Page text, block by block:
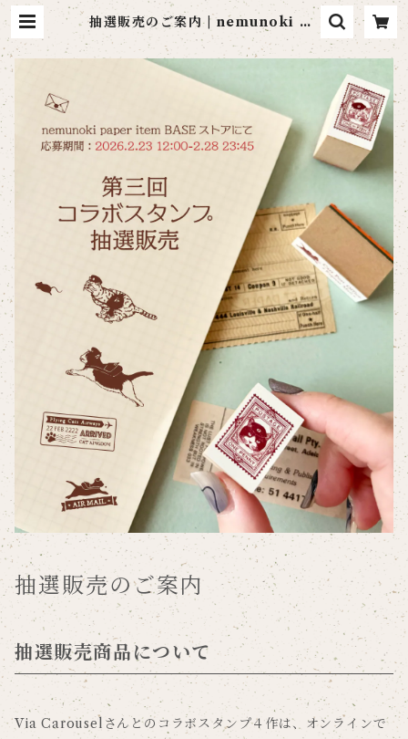
抽選販売のご案内 | nemunoki pa
per item
抽選販売のご案内
抽選販売商品について
Via Carouselさんとのコラボスタンプ４作は、オンラインで